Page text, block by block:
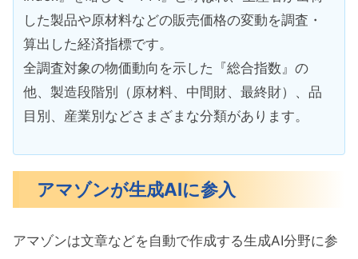
した製品や原材料などの販売価格の変動を調査・
算出した経済指標です。
全調査対象の物価動向を示した『総合指数』の
他、製造段階別（原材料、中間財、最終財）、品
目別、産業別などさまざまな分類があります。
アマゾンが生成AIに参入
アマゾンは文章などを自動で作成する生成AI分野に参